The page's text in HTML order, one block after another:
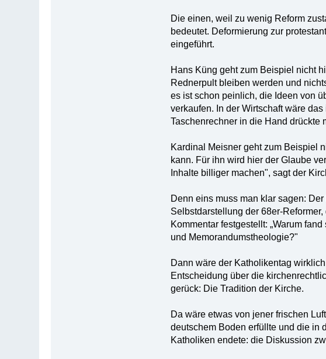
Die einen, weil zu wenig Reform
bedeutet. Deformierung zur
eingeführt.
Hans Küng geht zum Beispiel nicht
Rednerpult bleiben werden und
es ist schon peinlich, die Ideen von
verkaufen. In der Wirtschaft wäre
Taschenrechner in die Hand drückte
Kardinal Meisner geht zum Beispiel
kann. Für ihn wird hier der Glaube
Inhalte billiger machen", sagt der
Denn eins muss man klar sagen:
Selbstdarstellung der 68er-
Kommentar festgestellt: „Warum
und Memorandumstheologie?"
Dann wäre der Katholikentag
Entscheidung über die
gerück: Die Tradition der Kirche.
Da wäre etwas von jener frischen
deutschem Boden erfüllte und die in
Katholiken endete: die Diskussion